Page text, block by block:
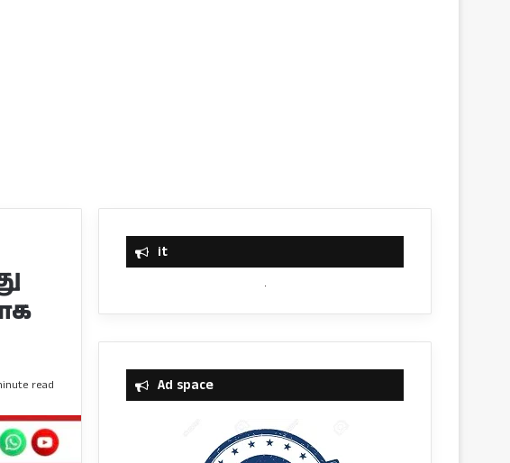
read
it
Ad space